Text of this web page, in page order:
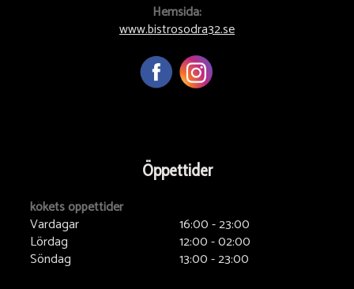
Hemsida:
www.bistrosodra32.se
Öppettider
kökets öppettider
Vardagar
16:00 - 23:00
Lördag
12:00 - 02:00
Söndag
13:00 - 23:00